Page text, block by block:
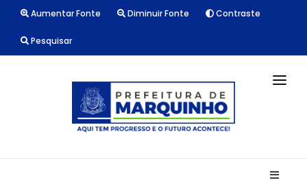
Aumentar Fonte Diminuir Fonte Contraste
Pesquisar